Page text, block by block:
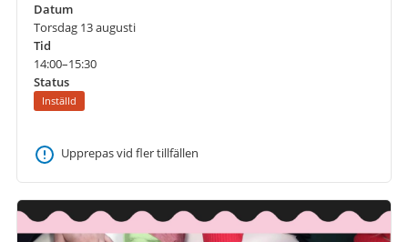
Datum
Torsdag 13 augusti
Tid
14:00–15:30
Status
Inställd
Upprepas vid fler tillfällen